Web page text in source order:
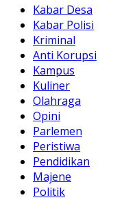
Kabar Desa
Kabar Polisi
Kriminal
Anti Korupsi
Kampus
Kuliner
Olahraga
Opini
Parlemen
Peristiwa
Pendidikan
Majene
Politik